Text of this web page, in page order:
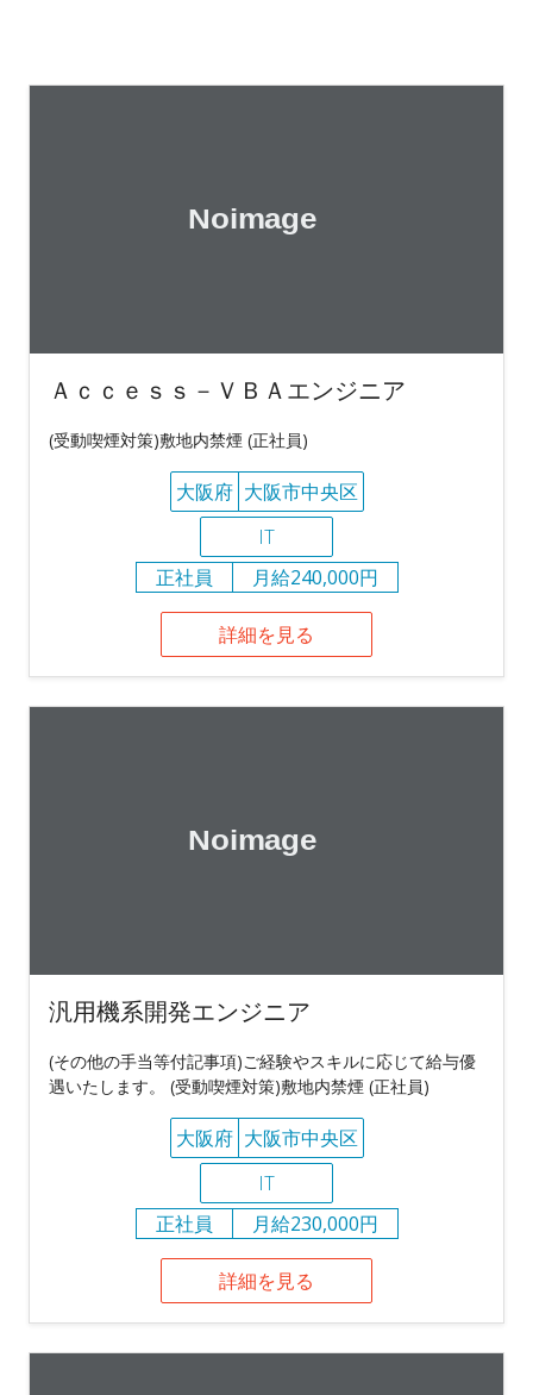
Ａｃｃｅｓｓ－ＶＢＡエンジニア
(受動喫煙対策)敷地内禁煙 (正社員)
大阪府 大阪市中央区
IT
正社員
月給240,000円
詳細を見る
汎用機系開発エンジニア
(その他の手当等付記事項)ご経験やスキルに応じて給与優
遇いたします。 (受動喫煙対策)敷地内禁煙 (正社員)
大阪府 大阪市中央区
IT
正社員
月給230,000円
詳細を見る